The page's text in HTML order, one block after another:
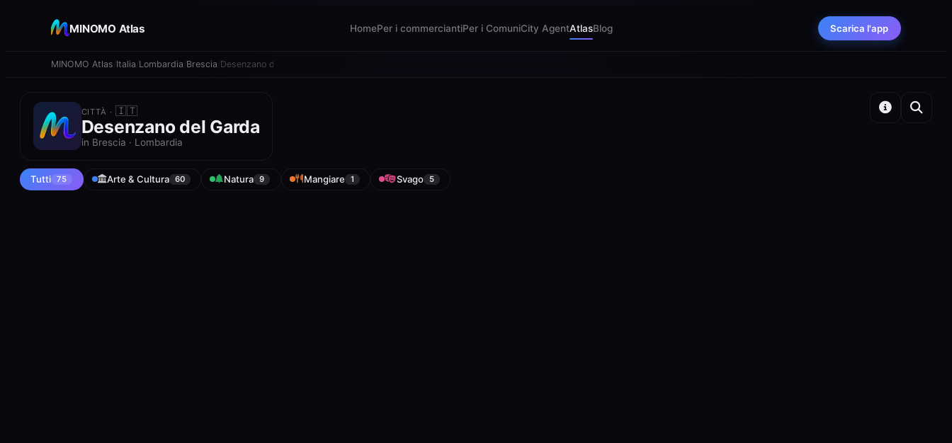
MINOMO Atlas HomePer i commerciantiPer i ComuniCity AgentAtlasBlog Scarica l'app
MINOMO Atlas Italia Lombardia Brescia Desenzano del Garda
CITTÀ · 🇮🇹
Desenzano del Garda
in Brescia · Lombardia
Tutti 75 Arte & Cultura 60 Natura 9 Mangiare 1 Svago 5